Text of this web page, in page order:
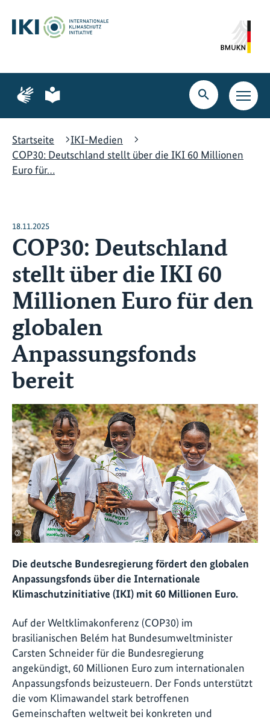
Hauptinhalt
springen
Suche
springen
Hauptnavigation
springen
Zur
Seite
Gebärdensprache
Zur
Seite
leichte
Suche
öffnen
Startseite
IKI-Medien
COP30: Deutschland stellt über die IKI 60 Millionen
Euro für…
18.11.2025
COP30: Deutschland
stellt über die IKI 60
Millionen Euro für den
globalen
Anpassungsfonds
bereit
©
Die deutsche Bundesregierung fördert den globalen
Anpassungsfonds über die Internationale
Klimaschutzinitiative (IKI) mit 60 Millionen Euro.
Auf der Weltklimakonferenz (COP30) im
brasilianischen Belém hat Bundesumweltminister
Carsten Schneider für die Bundesregierung
angekündigt, 60 Millionen Euro zum internationalen
Anpassungsfonds beizusteuern. Der Fonds unterstützt
die vom Klimawandel stark betroffenen
Gemeinschaften weltweit bei konkreten und